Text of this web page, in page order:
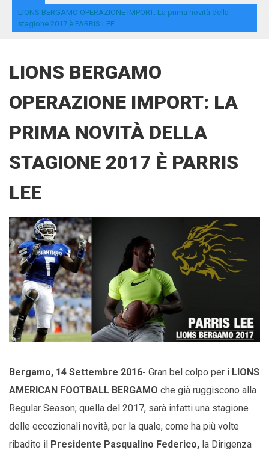
LIONS BERGAMO OPERAZIONE IMPORT: La prima novità della
stagione 2017 è PARRIS LEE
LIONS BERGAMO
OPERAZIONE IMPORT: LA
PRIMA NOVITÀ DELLA
STAGIONE 2017 È PARRIS
LEE
Bergamo, 14 Settembre 2016- Gran bel colpo per i LIONS
AMERICAN FOOTBALL BERGAMO che già ruggiscono alla
Regular Season; quella del 2017, sarà infatti una stagione
delle eccezionali novità, per la quale, come ha più volte
ribadito il Presidente Pasqualino Federico, la Dirigenza